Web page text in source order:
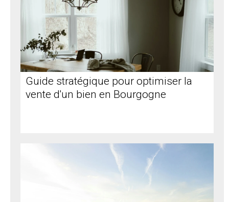
Guide stratégique pour optimiser la
vente d'un bien en Bourgogne